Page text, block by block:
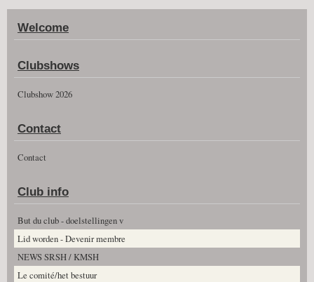
Album photos
Agenda
Guestbook
News
Clubshow 2026
Welcome
Clubshows
Clubshow 2026
Contact
Contact
Club info
But du club - doelstellingen v
Lid worden - Devenir membre
NEWS SRSH / KMSH
Le comité/het bestuur